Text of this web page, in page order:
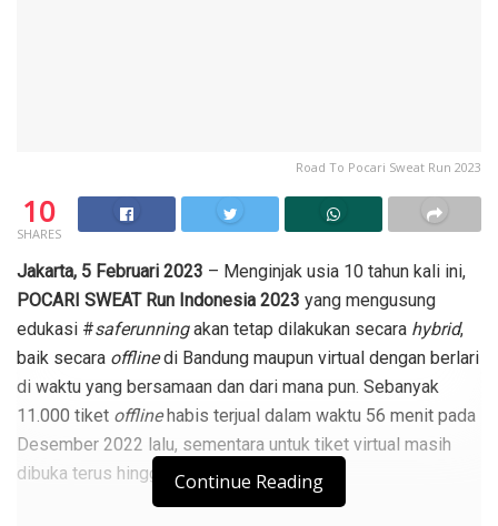
Road To Pocari Sweat Run 2023
10
SHARES
Jakarta, 5 Februari 2023 – Menginjak usia 10 tahun kali ini,
POCARI SWEAT Run Indonesia 2023 yang mengusung
edukasi #saferunningakan tetap dilakukan secara hybrid,
baik secara offlinedi Bandung maupun virtual dengan berlari
di waktu yang bersamaan dan dari mana pun. Sebanyak
11.000 tiket offlinehabis terjual dalam waktu 56 menit pada
Desember 2022 lalu, sementara untuk tiket virtual masih
dibuka terus hingga saat ini.Continue Reading